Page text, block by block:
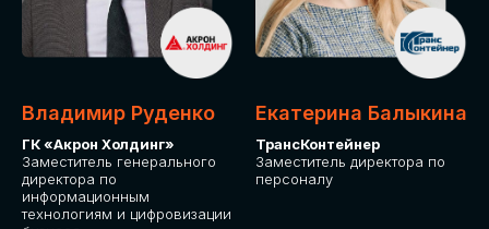
Владимир Руденко
ГК «Акрон Холдинг»
Заместитель генерального
директора по
информационным
технологиям и цифровизации
Екатерина Балыкина
ТрансКонтейнер
Заместитель директора по
персоналу